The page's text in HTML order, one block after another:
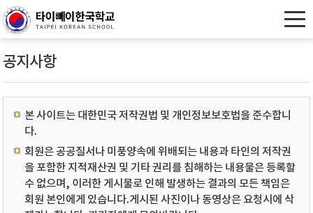
공지사항
본 사이트는 대한민국 저작권법 및 개인정보보호법을 준수합니
다.
회원은 공공질서나 미풍양속에 위배되는 내용과 타인의 저작권
을 포함한 지적재산권 및 기타 권리를 침해하는 내용물은 등록할
수 없으며, 이러한 게시물로 인해 발생하는 결과의 모든 책임은
회원 본인에게 있습니다.게시된 사진이나 동영상은 요청시에 삭